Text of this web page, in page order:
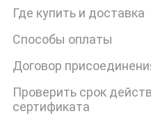
Где купить и доставка
Способы оплаты
Договор
Проверить срок
сертификата